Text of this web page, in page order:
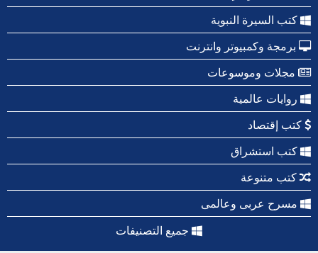
كتب السيرة النبوية
برمجة وكمبيوتر وانترنت
مجلات وموسوعات
روايات عالمية
كتب إقتصاد
كتب استشراق
كتب متنوعة
مسرح عربى وعالمى
جميع التصنيفات